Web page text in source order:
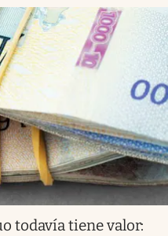
todavía tiene valor: